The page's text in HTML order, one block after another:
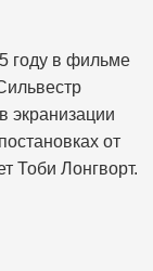
году в фильме
экранизации
от
Тоби Лонгворт.